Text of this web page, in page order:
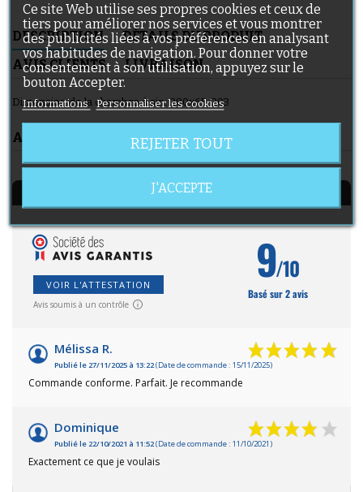
DESCRIPTION
DÉTAILS DU PRODUIT
AVIS CLIENTS
LIVRAISON
Dimension de la chambre à air : 280x65-203
AVIS CLIENTS
AVIS À PROPOS DU PRODUIT
VOIR L'ATTESTATION
Avis soumis à un contrôle
9/10
Basé sur 2 avis
Mélissa R.
Publié le 27/11/2025 à 13:22(Date de commande : 15/11/2025)
Commande conforme. Parfait. Je recommande
Dominique
Publié le 22/10/2021 à 11:52(Date de commande : 11/10/2021)
Exactement ce que je voulais
Ce site Web utilise ses propres cookies et ceux de
tiers pour améliorer nos services et vous montrer
des publicités liées à vos préférences en analysant
vos habitudes de navigation. Pour donner votre
consentement à son utilisation, appuyez sur le
bouton Accepter.
Informations Personnaliser les cookies
REJETER TOUT
J'ACCEPTE